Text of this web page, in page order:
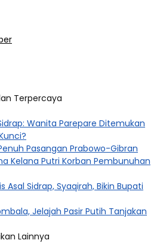
Terpercaya
Wanita Parepare Ditemukan
Pasangan Prabowo-Gibran
Kelana Putri Korban Pembunuhan
Asal Sidrap, Syaqirah, Bikin Bupati
Jelajah Pasir Putih Tanjakan
Lainnya